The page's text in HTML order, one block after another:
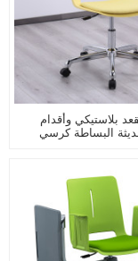
بلاستيكي وأقدام
البساطة كرسي